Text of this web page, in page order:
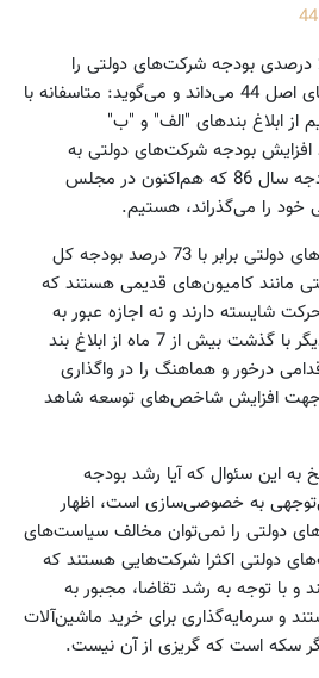
دکتر مرتضی الله‌داد رشد 22 درصدی بودجه شرکت‌های دولتی را
مخالف بند "الف" سیاست‌های اصل 44 می‌داند و می‌گوید: متاسفانه با
ابلاغ بندهای "الف" و "ب"
اصل 44 شاهد افزایش بودجه شرکت‌های دولتی به
میزان 22درصد در لایحه بودجه سال 86 که هم‌اکنون در مجلس
خود را می‌گذراند، هستیم.
وی می‌افزاید: بودجه شرکت‌های دولتی برابر با 73 درصد بودجه کل
مانند کامیون‌های قدیمی هستند که
شایسته دارند و نه اجازه عبور به
دیگران می‌دهند و از طرف دیگر با گذشت بیش از 7 ماه از ابلاغ بند
سیاست‌های اصل 44 اقدامی درخور و هماهنگ را در واگذاری
افزایش شاخص‌های توسعه شاهد
به این سئوال که آیا رشد بودجه
به خصوصی‌سازی است، اظهار
دولتی را نمی‌توان مخالف سیاست‌های
دولتی اکثرا شرکت‌هایی هستند که
و با توجه به رشد تقاضا، مجبور به
و سرمایه‌گذاری برای خرید ماشین‌آلات
سکه است که گریزی از آن نیست.